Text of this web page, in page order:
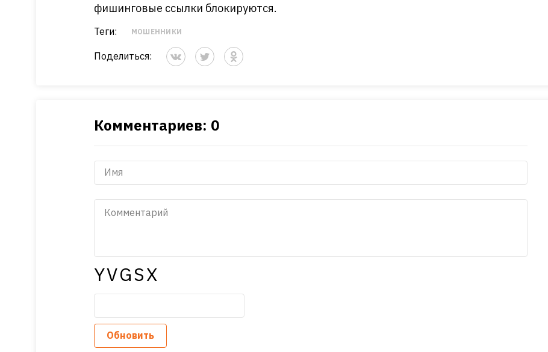
фишинговые ссылки блокируются.
Теги: МОШЕННИКИ
Поделиться:
Комментариев: 0
YVGSX
Обновить